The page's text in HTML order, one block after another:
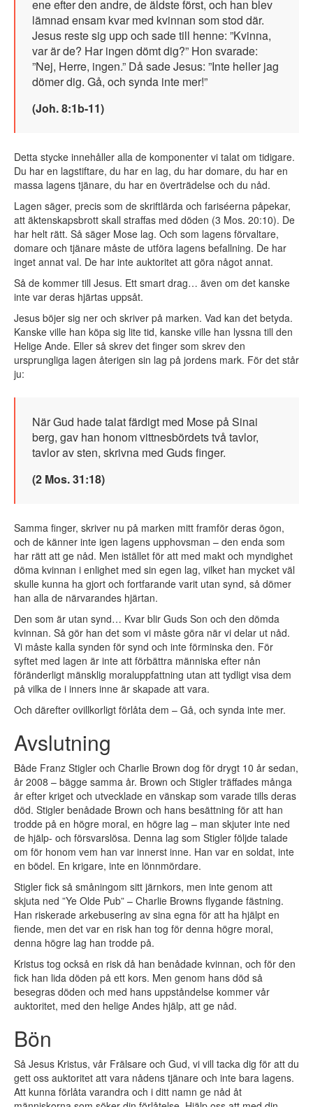
ene efter den andre, de äldste först, och han blev
lämnad ensam kvar med kvinnan som stod där.
Jesus reste sig upp och sade till henne: ”Kvinna,
var är de? Har ingen dömt dig?” Hon svarade:
”Nej, Herre, ingen.” Då sade Jesus: ”Inte heller jag
dömer dig. Gå, och synda inte mer!”
(Joh. 8:1b-11)
Detta stycke innehåller alla de komponenter vi talat om tidigare.
Du har en lagstiftare, du har en lag, du har domare, du har en
massa lagens tjänare, du har en överträdelse och du nåd.
Lagen säger, precis som de skriftlärda och fariséerna påpekar,
att äktenskapsbrott skall straffas med döden (3 Mos. 20:10). De
har helt rätt. Så säger Mose lag. Och som lagens förvaltare,
domare och tjänare måste de utföra lagens befallning. De har
inget annat val. De har inte auktoritet att göra något annat.
Så de kommer till Jesus. Ett smart drag… även om det kanske
inte var deras hjärtas uppsåt.
Jesus böjer sig ner och skriver på marken. Vad kan det betyda.
Kanske ville han köpa sig lite tid, kanske ville han lyssna till den
Helige Ande. Eller så skrev det finger som skrev den
ursprungliga lagen återigen sin lag på jordens mark. För det står
ju:
När Gud hade talat färdigt med Mose på Sinai
berg, gav han honom vittnesbördets två tavlor,
tavlor av sten, skrivna med Guds finger.
(2 Mos. 31:18)
Samma finger, skriver nu på marken mitt framför deras ögon,
och de känner inte igen lagens upphovsman – den enda som
har rätt att ge nåd. Men istället för att med makt och myndighet
döma kvinnan i enlighet med sin egen lag, vilket han mycket väl
skulle kunna ha gjort och fortfarande varit utan synd, så dömer
han alla de närvarandes hjärtan.
Den som är utan synd… Kvar blir Guds Son och den dömda
kvinnan. Så gör han det som vi måste göra när vi delar ut nåd.
Vi måste kalla synden för synd och inte förminska den. För
syftet med lagen är inte att förbättra människa efter nån
föränderligt mänsklig moraluppfattning utan att tydligt visa dem
på vilka de i inners inne är skapade att vara.
Och därefter ovillkorligt förlåta dem – Gå, och synda inte mer.
Avslutning
Både Franz Stigler och Charlie Brown dog för drygt 10 år sedan,
år 2008 – bägge samma år. Brown och Stigler träffades många
år efter kriget och utvecklade en vänskap som varade tills deras
död. Stigler benådade Brown och hans besättning för att han
trodde på en högre moral, en högre lag – man skjuter inte ned
de hjälp- och försvarslösa. Denna lag som Stigler följde talade
om för honom vem han var innerst inne. Han var en soldat, inte
en bödel. En krigare, inte en lönnmördare.
Stigler fick så småningom sitt järnkors, men inte genom att
skjuta ned ”Ye Olde Pub” – Charlie Browns flygande fästning.
Han riskerade arkebusering av sina egna för att ha hjälpt en
fiende, men det var en risk han tog för denna högre moral,
denna högre lag han trodde på.
Kristus tog också en risk då han benådade kvinnan, och för den
fick han lida döden på ett kors. Men genom hans död så
besegras döden och med hans uppståndelse kommer vår
auktoritet, med den helige Andes hjälp, att ge nåd.
Bön
Så Jesus Kristus, vår Frälsare och Gud, vi vill tacka dig för att du
gett oss auktoritet att vara nådens tjänare och inte bara lagens.
Att kunna förlåta varandra och i ditt namn ge nåd åt